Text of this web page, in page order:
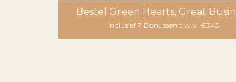
Bestel Green Hearts, Great
Inclusief 7 Bonussen t.w.v. €345